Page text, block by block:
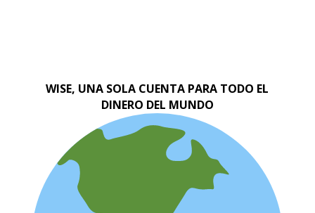
WISE, UNA SOLA CUENTA PARA TODO EL
DINERO DEL MUNDO